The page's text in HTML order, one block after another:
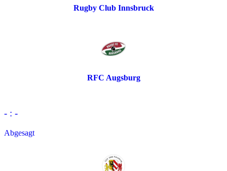
Rugby Club Innsbruck
RFC Augsburg
- : -
Abgesagt